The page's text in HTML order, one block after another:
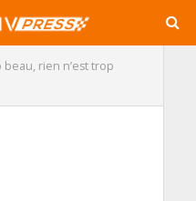
beau, rien n’est trop